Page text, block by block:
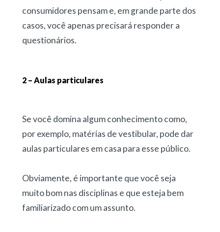
consumidores pensam e, em grande parte dos
casos, você apenas precisará responder a
questionários.
2 – Aulas particulares
Se você domina algum conhecimento como,
por exemplo, matérias de vestibular, pode dar
aulas particulares em casa para esse público.
Obviamente, é importante que você seja
muito bom nas disciplinas e que esteja bem
familiarizado com um assunto.